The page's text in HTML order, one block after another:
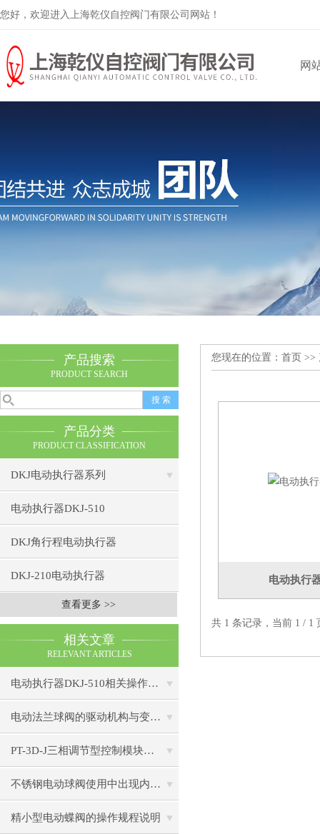
您好，欢迎进入上海乾仪自控阀门有限公司网站！
网
产品搜索
PRODUCT SEARCH
产品分类
PRODUCT CLASSIFICATION
DKJ电动执行器系列
电动执行器DKJ-510
DKJ角行程电动执行器
DKJ-210电动执行器
查看更多 >>
相关文章
RELEVANT ARTICLES
电动执行器DKJ-510相关操作你究竟会了吗？
电动法兰球阀的驱动机构与变速装置
PT-3D-J三相调节型控制模块的使用要求
不锈钢电动球阀使用中出现内部泄漏怎么处理
精小型电动蝶阀的操作规程说明
您现在的位置： 首页 >>
电动执行
共 1 条记录，当前 1 /